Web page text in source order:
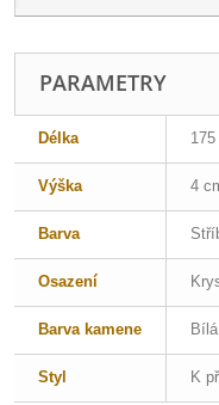
PARAMETRY
Délka
Výška 4
Barva
Osazení
Barva kamene Bílá
Styl K